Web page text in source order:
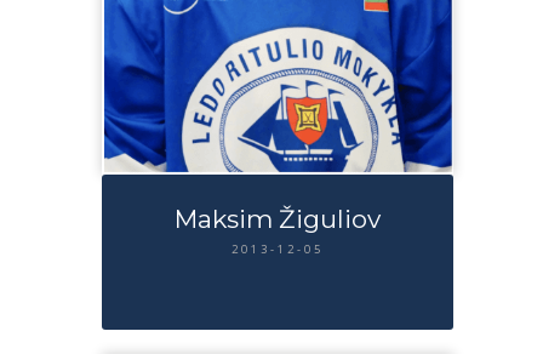
Maksim Žiguliov
2013-12-05